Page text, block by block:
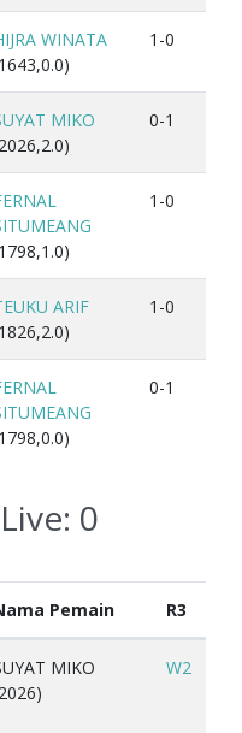
WINATA
1-0
MIKO
0-1
1-0
ARIF
1-0
0-1
0
Pemain R3
MIKO
W2